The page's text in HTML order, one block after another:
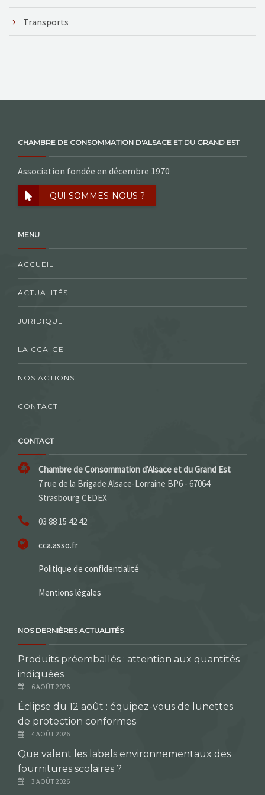
Transports
CHAMBRE DE CONSOMMATION D'ALSACE ET DU GRAND EST
Association fondée en décembre 1970
QUI SOMMES-NOUS ?
MENU
ACCUEIL
ACTUALITÉS
JURIDIQUE
LA CCA-GE
NOS ACTIONS
CONTACT
CONTACT
Chambre de Consommation d'Alsace et du Grand Est
7 rue de la Brigade Alsace-Lorraine BP6 - 67064
Strasbourg CEDEX
03 88 15 42 42
cca.asso.fr
Politique de confidentialité
Mentions légales
NOS DERNIÈRES ACTUALITÉS
Produits préemballés : attention aux quantités
indiquées
6 AOÛT 2026
Éclipse du 12 août : équipez-vous de lunettes
de protection conformes
4 AOÛT 2026
Que valent les labels environnementaux des
fournitures scolaires ?
3 AOÛT 2026